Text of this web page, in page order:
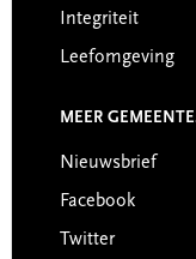
Integriteit
Leefomgeving
MEER
Nieuwsbrief
Facebook
Twitter